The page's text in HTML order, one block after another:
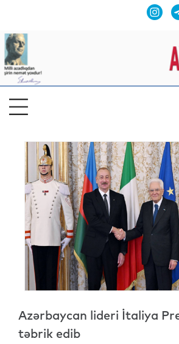
Azərbaycan lideri İtaliya
təbrik edib